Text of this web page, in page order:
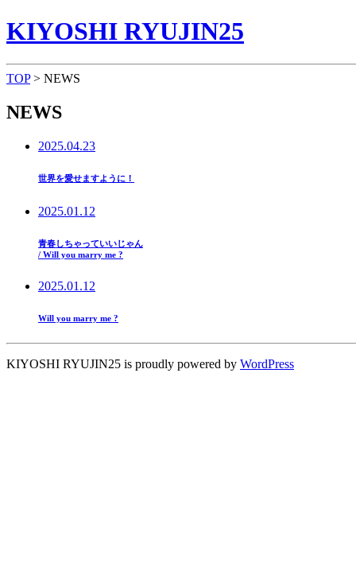
KIYOSHI RYUJIN25
TOP> NEWS
NEWS
2025.04.23
世界を愛せますように！
2025.01.12
青春しちゃっていいじゃん
/ Will you marry me ?
2025.01.12
Will you marry me ?
KIYOSHI RYUJIN25 is proudly powered by WordPress